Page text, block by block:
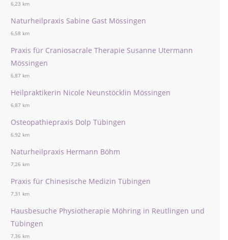
6,23 km
Naturheilpraxis Sabine Gast Mössingen
6,58 km
Praxis für Craniosacrale Therapie Susanne Utermann
Mössingen
6,87 km
Heilpraktikerin Nicole Neunstöcklin Mössingen
6,87 km
Osteopathiepraxis Dolp Tübingen
6,92 km
Naturheilpraxis Hermann Böhm
7,26 km
Praxis für Chinesische Medizin Tübingen
7,31 km
Hausbesuche Physiotherapie Möhring in Reutlingen und
Tübingen
7,36 km